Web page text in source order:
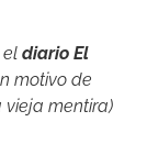
el diario El
motivo de
vieja mentira)